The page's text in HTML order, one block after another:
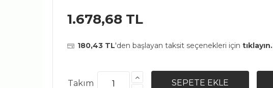
1.678,68 TL
180,43 TL'den başlayan taksit seçenekleri için tıklayın.
Takım